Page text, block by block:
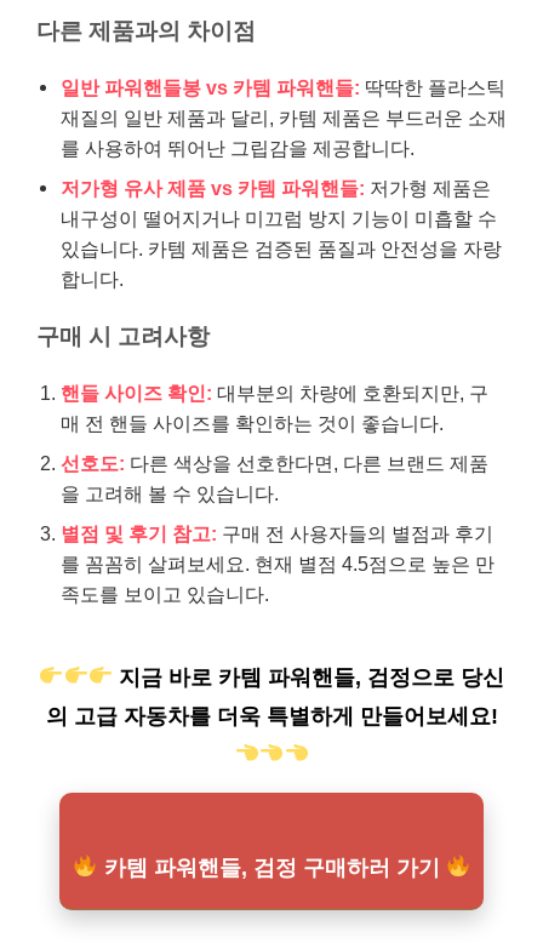
다른 제품과의 차이점
일반 파워핸들봉 vs 카템 파워핸들: 딱딱한 플라스틱
재질의 일반 제품과 달리, 카템 제품은 부드러운 소재
를 사용하여 뛰어난 그립감을 제공합니다.
저가형 유사 제품 vs 카템 파워핸들: 저가형 제품은
내구성이 떨어지거나 미끄럼 방지 기능이 미흡할 수
있습니다. 카템 제품은 검증된 품질과 안전성을 자랑
합니다.
구매 시 고려사항
핸들 사이즈 확인: 대부분의 차량에 호환되지만, 구
매 전 핸들 사이즈를 확인하는 것이 좋습니다.
선호도: 다른 색상을 선호한다면, 다른 브랜드 제품
을 고려해 볼 수 있습니다.
별점 및 후기 참고: 구매 전 사용자들의 별점과 후기
를 꼼꼼히 살펴보세요. 현재 별점 4.5점으로 높은 만
족도를 보이고 있습니다.
지금 바로 카템 파워핸들, 검정으로 당신
의 고급 자동차를 더욱 특별하게 만들어보세요!
카템 파워핸들, 검정 구매하러 가기